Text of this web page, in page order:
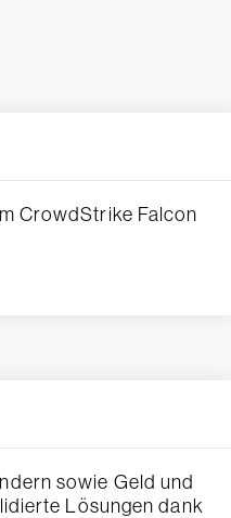
CrowdStrike Falcon
sowie Geld und
Lösungen dank